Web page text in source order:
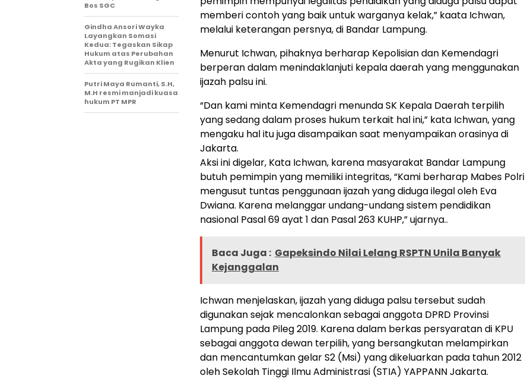
memberi contoh yang baik untuk warganya kelak,” kaata Ichwan,
melalui keterangan persnya, di Bandar Lampung.
Menurut Ichwan, pihaknya berharap Kepolisian dan Kemendagri
berperan dalam menindaklanjuti kepala daerah yang menggunakan
ijazah palsu ini.
“Dan kami minta Kemendagri menunda SK Kepala Daerah terpilih
yang sedang dalam proses hukum terkait hal ini,” kata Ichwan, yang
mengaku hal itu juga disampaikan saat menyampaikan orasinya di
Jakarta.
Aksi ini digelar, Kata Ichwan, karena masyarakat Bandar Lampung
butuh pemimpin yang memiliki integritas, “Kami berharap Mabes Polri
mengusut tuntas penggunaan ijazah yang diduga ilegal oleh Eva
Dwiana. Karena melanggar undang-undang sistem pendidikan
nasional Pasal 69 ayat 1 dan Pasal 263 KUHP,” ujarnya..
Baca Juga : Gapeksindo Nilai Lelang RSPTN Unila Banyak
Kejanggalan
Ichwan menjelaskan, ijazah yang diduga palsu tersebut sudah
digunakan sejak mencalonkan sebagai anggota DPRD Provinsi
Lampung pada Pileg 2019. Karena dalam berkas persyaratan di KPU
sebagai anggota dewan terpilih, yang bersangkutan melampirkan
dan mencantumkan gelar S2 (Msi) yang dikeluarkan pada tahun 2012
oleh Sekolah Tinggi Ilmu Administrasi (STIA) YAPPANN Jakarta.
Bos SGC
Gindha Ansori Wayka
Layangkan Somasi
Kedua: Tegaskan Sikap
Hukum atas Perubahan
Akta yang Rugikan Klien
Putri Maya Rumanti, S.H,
M.H resmi manjadi kuasa
hukum PT MPR